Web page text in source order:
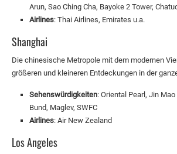
Arun, Sao Ching Cha, Bayoke 2 Tower,
Airlines: Thai Airlines, Emirates u.a.
Shanghai
Die chinesische Metropole mit dem modernen
größeren und kleineren Entdeckungen in der
Sehenswürdigkeiten: Oriental Pearl, Jin
Bund, Maglev, SWFC
Airlines: Air New Zealand
Los Angeles